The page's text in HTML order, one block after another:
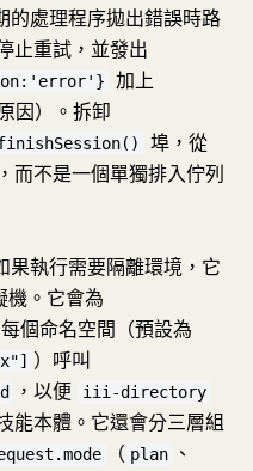
的處理程序拋出錯誤時路
止重試，並發出
加上
因）。拆卸
埠，從
而不是一個單獨排入佇列
果執行需要隔離環境，它
機。它會為
個命名空間（預設為
）呼叫
，以便 iii-directory
能本體。它還會分三層組
（ plan 、